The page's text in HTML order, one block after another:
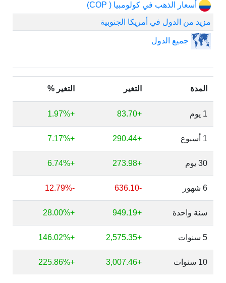
أسعار الذهب في كولومبيا ( COP)
مزيد من الدول في أمريكا الجنوبية
جميع الدول
المدة التغير التغير %
1 يوم +83.70
+1.97%
1 أسبوع +290.44
+7.17%
30 يوم +273.98
+6.74%
6 شهور -636.10
-12.79%
سنة واحدة +949.19
+28.00%
5 سنوات +2,575.35
+146.02%
10 سنوات +3,007.46
+225.86%